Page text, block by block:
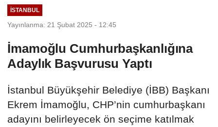
İSTANBUL
Yayınlanma: 21 Şubat 2025 - 12:45
İmamoğlu Cumhurbaşkanlığına
Adaylık Başvurusu Yaptı
İstanbul Büyükşehir Belediye (İBB) Başkanı
Ekrem İmamoğlu, CHP’nin cumhurbaşkanı
adayını belirleyecek ön seçime katılmak